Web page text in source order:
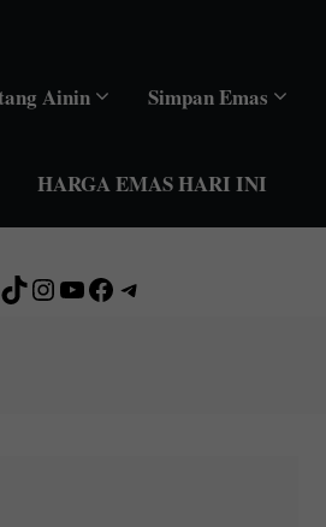
Ainin Simpan Emas
HARGA EMAS HARI INI
TikTok
Instagram
YouTube
Facebook
Telegram